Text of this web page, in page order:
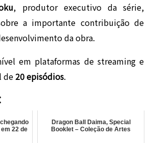
, produtor executivo da série,
a importante contribuição de
da obra.
em plataformas de streaming e
de20 episódios.
22 de
Dragon Ball Daima, Special
Booklet – Coleção de Artes